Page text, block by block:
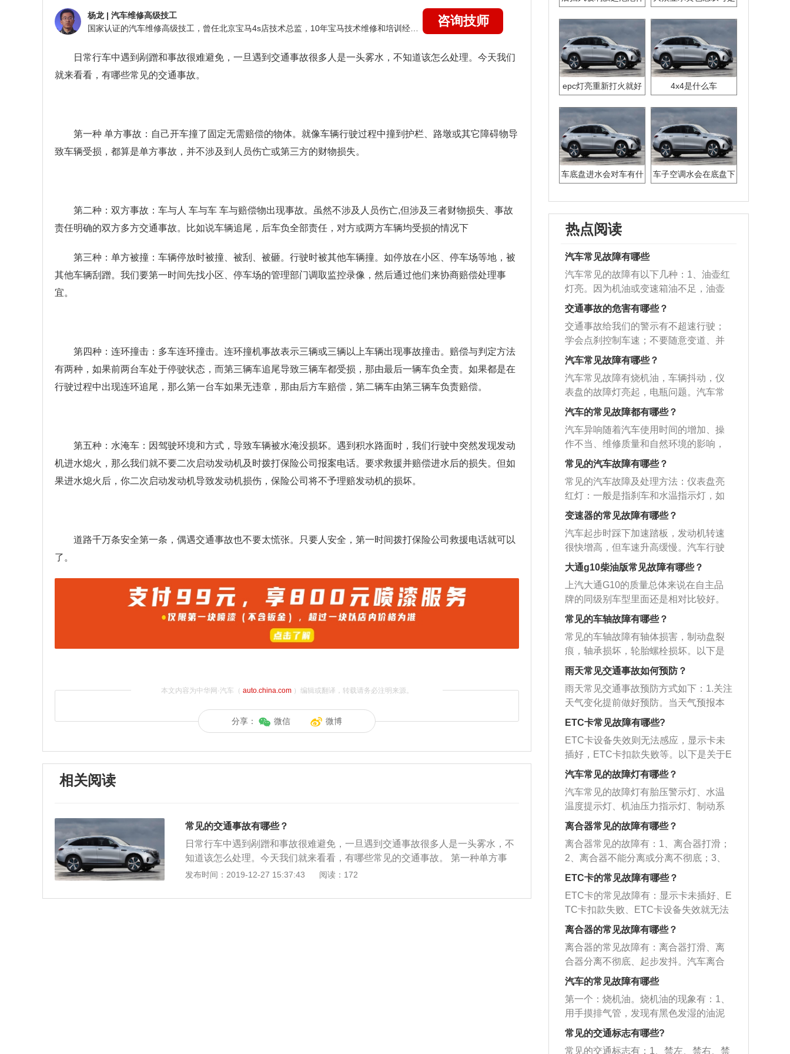
杨龙 | 汽车维修高级技工
咨询技师
日常行车中遇到剐蹭和事故很难避免，一旦遇到交通事故很多人是一头雾水，不知道该怎么处理。今天我们
就来看看，有哪些常见的交通事故。
第一种 单方事故：自己开车撞了固定无需赔偿的物体。就像车辆行驶过程中撞到护栏、路墩或其它障碍物导
致车辆受损，都算是单方事故，并不涉及到人员伤亡或第三方的财物损失。
第二种：双方事故：车与人 车与车 车与赔偿物出现事故。虽然不涉及人员伤亡,但涉及三者财物损失、事故
责任明确的双方多方交通事故。比如说车辆追尾，后车负全部责任，对方或两方车辆均受损的情况下
第三种：单方被撞：车辆停放时被撞、被刮、被砸。行驶时被其他车辆撞。如停放在小区、停车场等地，被
其他车辆刮蹭。我们要第一时间先找小区、停车场的管理部门调取监控录像，然后通过他们来协商赔偿处理事
宜。
第四种：连环撞击：多车连环撞击。连环撞机事故表示三辆或三辆以上车辆出现事故撞击。赔偿与判定方法
有两种，如果前两台车处于停驶状态，而第三辆车追尾导致三辆车都受损，那由最后一辆车负全责。如果都是在
行驶过程中出现连环追尾，那么第一台车如果无违章，那由后方车赔偿，第二辆车由第三辆车负责赔偿。
第五种：水淹车：因驾驶环境和方式，导致车辆被水淹没损坏。遇到积水路面时，我们行驶中突然发现发动
机进水熄火，那么我们就不要二次启动发动机及时拨打保险公司报案电话。要求救援并赔偿进水后的损失。但如
果进水熄火后，你二次启动发动机导致发动机损伤，保险公司将不予理赔发动机的损坏。
道路千万条安全第一条，偶遇交通事故也不要太慌张。只要人安全，第一时间拨打保险公司救援电话就可以
了。
本文内容为中华网·汽车（ auto.china.com）编辑或翻译，转载请务必注明来源。
分享： 微信 微博
相关阅读
常见的交通事故有哪些？
日常行车中遇到剐蹭和事故很难避免，一旦遇到交通事故很多人是一头雾水，不
知道该怎么处理。今天我们就来看看，有哪些常见的交通事故。 第一种单方事
故：自己开车撞了固定无需赔偿的物体。就像车辆行驶过程中撞到护栏、路墩或
物损失。 第二种：双方事故：车与人车与车车与赔偿物出现事故。虽然不涉及人
发布时间：2019-12-27 15:37:43 阅读：172
epc灯亮重新打火就好 4x4是什么车
车底盘进水会对车有什
车子空调水会在底盘下
热点阅读
汽车常见故障有哪些
汽车常见的故障有以下几种：1、油壶红
灯亮。因为机油或变速箱油不足，油壶
的红灯亮起。如果石油短缺，我们只需
要自己加油。如果车辆受到撞击，可能
是发动机机油和变速箱油泄漏或油路损
坏。这时，不要加油。最好停下来检查
一下，等待救援。2、汽车刹车灯、水温
灯亮。车的刹车灯显示我们心爱的车刹
车有问题。如果开车时手刹没有松开，
着。很可能是刹车片太薄，导致刹车油
量低。这种情况会影响车辆的制动效
果，造成安全隐患。水温灯亮时，说明
水温过高。此时应立即停车，否则可能
会冲走缸床，发动机的水路和油路混在
一起。那样的话，发动机就得大修了。
3、车辆偏离轨道。如果车辆偏离，我们
应该立即停车。产生偏差的原因很多，
不是简单的四轮定位就能解决的。所以
此时不建议继续行驶，最好赶紧报修，
应急水箱漏水，继续行驶，发动机的冷
却无法得到有效保证。轻的话会增加发
动机的损耗，重的话可能会烧坏发动
机。5、涉水熄火涉水熄火是雨水渗入发
动机进气系统造成的。发动机通过压缩
气体燃烧。这时，进气系统充满了水。
如果汽车再次启动，发动机会将水压缩
为空气体。水会损坏发动机的气门和活
塞，严重的话还会造成气缸体突破，造
成非常严重的影响。因此，涉水熄火时
故障时，切勿驾驶汽车。
交通事故的危害有哪些？
交通事故给我们的警示有不超速行驶；
学会点刹控制车速；不要随意变道、并
线；恶劣天气增大安全距离。十次事故
九次快，超速等重点交通违法行为是引
发交通事故的重要原因。在高速路上行
驶，保持安全车速是确保安全出行最重
要的保障。当驾驶人发现前方车辆刹车
时，一定要点刹提醒后车。一是为了继
续保持车距，二是为了提醒后车减速，
驶车道，易导致通行秩序被打乱，造成
后方车辆避让不及发生危险。当驾驶人
有变换车道意图时，需通过车辆后视镜
观察后方是否有来车，确认有足够安全
距离，再提前3秒打开转向灯告知后方驾
驶人打算变换车道提醒其注意。当高速
上出现雾、雨、雪、沙尘、冰雹等低能
见度气象条件时，应更加谨慎，提高注
意力，行驶时注意保持安全距离，防止
前后车追尾。
汽车常见故障有哪些？
汽车常见故障有烧机油，车辆抖动，仪
表盘的故障灯亮起，电瓶问题。汽车常
见故障是指出现次数多，频率高，但不
会对汽车使用构成致命性破坏的故障。
汽车烧机油的现象是用手摸排气管，会
发现有黑色发湿的油泥积聚。汽车烧机
油会导致汽车排气管冒蓝烟。如果在没
有漏机油的情况下，汽车烧机油会导致
机油严重缺少。汽车烧机油的原因是车
部部件的过度磨损和老化会导致汽车烧
机油。车辆抖动涉及的原因非常多。有
可能是底盘出现问题，例如前后悬架、
转向、传动等结构存在松动。有可能是
轮胎的问题，例如四个轮胎胎压相差过
大，轮胎动平衡有问题等。另外，点火
系统，进气系统，燃油系统中任何一个
部位出现问题，都有可能导致汽车抖
动。仪表盘的故障灯亮起。例如发动机
故障灯、胎压报警灯、机油警示灯等
看车辆使用说明书。电瓶问题。例如电
瓶亏电、电瓶寿命到达极限等等。如果
电瓶出现问题，会导致汽车不能打火，
汽车仪表盘就会亮起故障灯。电瓶的寿
命，一般在四年左右。需要注意在晚上
锁车时，一定要关闭车内的用电设施，
如果忘记关闭，第二天电瓶很容易亏
电。
汽车的常见故障都有哪些？
汽车异响随着汽车使用时间的增加、操
作不当、维修质量和自然环境的影响，
各零部件因磨损、损坏、松动、老化、
接触不良、短路、断路等产生超出规定
要求的噪音。如敲缸、超速鸣笛、零件
摩擦、换挡、齿卡嗒作响。汽车故障是
汽车无法完成功能的现象，如发动机启
动困难、停车困难、汽车漏油漏水、照
明系统故障等。异响的常见故障还有有
度异常、外观异常、燃油和润滑油消耗
异常、泄漏等。
常见的汽车故障有哪些？
常见的汽车故障及处理方法：仪表盘亮
红灯：一般是指刹车和水温指示灯，如
果行驶中刹车灯突然亮有可能是刹车片
变薄，也可能是漏刹车油或是刹车油油
位过低，这种情况应马上停车检查，随
后就近维修，不能继续长途奔驰。刹车
效果明显降低：往往是出现踩下刹车并
不能马上停车，而继续向前走很远才能
停车，这可能是汽车的刹车系统出现故
易形成交通事故，要做紧急处理，一般
是看刹车片是否老化、刹车油是否变
质、轮胎是否磨损严重。方向盘突然变
沉：如果开车中突然发现转动方向明显
有阻力，拐弯后方向盘不能自动回位，
可能是前轮中有一侧漏气，如果是液压
助力，可能是助力油出现问题，如果是
电动助力可能是保险丝烧坏或其他线路
出现短路。水箱漏水：发动机在运行中
需要用水来循环降温，但如果水箱出现
可能是水箱或玻璃水壶泄露，这种情况
还可以继续开车；如果流出的是黄色或
者绿色、粉色的防冻液，那就是水箱泄
露，必须请求拖车救援，修好后才可以
开车。拐弯时车辆明显发飘：这往往是
由于前轮摆头引起的故障，出现这种情
况一般是因为曾垫补过轮胎或车辆修补
造成前轮平衡被破坏，传动轴有零件出
现松动以及总成动平衡被破坏、减震器
失效、转向系机件磨损松驰、前轮校准
进行维修。汽车排气筒冒烟：冒白烟，
这可能是空气滤清器脏污，进气不足；
或者是化油器、氧传感器等出现问题；
冒蓝烟，一般伴有加速无力，噪声变
大，这可能是发动机内部故障烧机油或
汽缸内壁划伤等，要及时维修避免造成
损失过大；冒黑烟，这种情况一般是汽
车点火系统出现问题或汽缸压力太低、
油品质量问题，可以先换加油点试试，
变速器的常见故障有哪些？
汽车起步时踩下加速踏板，发动机转速
很快增高，但车速升高缓慢。汽车行驶
中踩下加速踏板加速时，发动机转速升
高但车速没有很快升提高；汽车平路行
驶基本正常，但上坡无力，且发动机转
速异常高。以下是扩展资料：故障排
除：自动变速器油面太低；自动变速器
油面太高，运转中被行星齿轮机构剧烈
搅动后产生大量气泡；离合器或制动器
磨损过甚或主油路泄露，造成油路油压
过低；单向超越离合器打滑；离合器或
制动器活塞密封圈损坏，导致漏油。
大通g10柴油版常见故障有哪些？
上汽大通G10的质量总体来说在自主品
牌的同级别车型里面还是相对比较好。
以下是关于大通g10的相关介绍：1、简
介：上汽大通G10—大大的MPV，汇聚
众多卓越配置，无论动力、空间，还是
科技、形象，都尽显大大的实力，全面
满足消费者的全领域需求。2、动力系
统：大动力的速度推动领先的脚步，1.1
2.0T涡轮增压缸内直喷发动机。最大功
率高达82.5kW/L。3、性能：采用欧洲经
典双缝线技术，高档真皮包裹，营造出
舒适的座舱氛围。同时更配有蝶翼式包
覆头枕，由头枕中央向两侧延伸出侧
枕，让驾乘者的头部与颈部得到最佳的
承托。更配有人性化腿托、电动调节、
更有通风、加热、按摩等，令每一次的
出行都犹如置身欧洲皇室的尊贵享受。
常见的车轴故障有哪些？
常见的车轴故障有轴体损害，制动盘裂
痕，轴承损坏，轮胎螺栓损坏。以下是
各个故障的原因：1、轴体损害：超载严
重，承受瞬间冲击载荷过大，或上下支
板，板簧座，空气悬空主梁没有按规范
焊接。2、制动盘裂痕:长期重载运行，路
况极差或长时间制动出现热裂痕或制动
盘高温时进行水冷却。3、轴承损坏:轴承
间隙发生变化或润滑脂不足或有坚硬异
冲击载荷过大或车轮螺母没按规定扭矩
拧紧或扭矩过大。
雨天常见交通事故如何预防？
雨天常见交通事故预防方式如下：1.关注
天气变化提前做好预防。当天气预报本
地有暴雨或大暴雨时，要提前将车停放
在地势较高处，避免因强降雨积水淹泡
车辆。停车时还要尽量避开广告牌、大
树、高楼下方等一些高风险地段，避免
大风大雨可能对车辆的损害。2.关注道路
情况，防止途中受阻或出现意外。雨季
自然灾害频发，因暴雨导致的塌方、泥
择安全系数较高的路段，确保出行安
全。3.加强车辆保养，使车辆保持良好的
技术状态。关注平时不用的雨刮器是否
好用，如果雨刮器的扫水能力下降，雨
天行车会使前方视野模糊容易引发事
故。
ETC卡常见故障有哪些?
ETC卡设备失效则无法感应，显示卡未
插好，ETC卡扣款失败等。以下是关于E
TC故障灯解决方法：1、通过ETC车道
应减速保持车距：车辆通过ETC车道
时，车速不得超过现场限速标志规定的
时速，并与前车保持安全距离。2、ETC
车道故障可走人工车道：如果遇到ETC
车道故障或拥堵，可以选择从人工车道
通过，优惠折扣不变。3、车载电子标签
车载电子标签(OBU)的车辆进入ETC车
道前，请将ETC联名卡插入电子标签
中。电子标签显示工作正常后，车辆方
可通行ETC车道。4、个别车辆需切开挡
风玻璃的金属防爆膜：个别型号的车辆
前挡风玻璃因金属防爆膜的原因，对微
波信号有屏蔽作用导致OBU无法安装与
激活，或安装以后不能成功通过ETC车
道，建议找专业汽车美容店在防爆膜上
切开相应区域。
汽车常见的故障灯有哪些？
汽车常见的故障灯有胎压警示灯、水温
温度提示灯、机油压力指示灯、制动系
统警示灯等。解除胎压报警的方法是：
长按胎压复位键（set键），按住3秒后
听到叮的声音即可复位，同时仪表上胎
压警示灯消失。胎压灯报警一般有两个
原因：轮胎气压不足、轮胎气压过高。
如果轮胎胎压不足切记不要强行开，否
则会导致轮胎变形严重，发热量也会随
降，从而引起爆胎；还会使油耗上升，
加速轮胎的损坏，缩短轮胎使用寿命。
离合器常见的故障有哪些？
离合器常见的故障有：1、离合器打滑；
2、离合器不能分离或分离不彻底；3、
离合器发抖；4、离合器踏板自由行程过
大或过小；5、离合器有异响。离合器的
作用是：1、保证汽车平稳起步；2、便
于换挡；3、防止传动系统过载；4、降
低扭振冲击。汽车离合器的工作原理是
发动机发出的转矩，通过飞轮及压盘与
从动盘接触面的摩擦作用传给从动盘，
的传递，使膜片弹簧大端带动压盘后
移，此时从动部分与主动部分会分离。
ETC卡的常见故障有哪些？
ETC卡的常见故障有：显示卡未插好、E
TC卡扣款失败、ETC卡设备失效就无法
感应。解决办法：把卡取下重新插入，
扣款失败在24小时内补交费用，ETC电
子标签背后有一个防拆按钮，如果设备
失效就无法感应，只能重新激活。当车
主驾驶安装有OBU的车辆进入ETC车道
前，将ETC联名卡插入电子标签中，电
子标签显示工作正常后，车辆方可通行E
损坏更换，需携带本人有效身份证件、
车辆行驶证和原OBU到银行ETC一站式
离合器的常见故障有哪些？
离合器的常见故障有：离合器打滑、离
合器分离不彻底、起步发抖。汽车离合
器位于发动机和变速箱之间的飞轮壳
内，用螺钉将离合器总成固定在飞轮的
后平面上，离合器的输出轴就是变速箱
的输入轴。驾驶员可根据需要踩下或松
开离合器踏板，使发动机与变速箱暂时
分离和逐渐接合，以切断或传递发动机
汽车的常见故障有哪些
第一个：烧机油。烧机油的现象有：1、
用手摸排气管，发现有黑色发湿的油泥
积聚，并且闻一下有机油味。2、汽车排
气管冒蓝烟。3、在没有漏机油的情况
常见的交通标志有哪些?
常见的交通标志有：1、禁左、禁右、禁